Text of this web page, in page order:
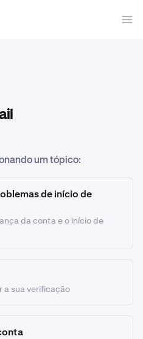
um tópico:
de início de
da conta e o início de
a sua verificação